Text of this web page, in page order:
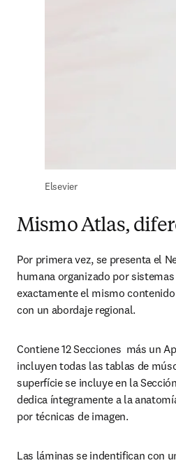
Elsevier
Mismo Atlas,
Por primera vez, se presenta el
humana organizado por
exactamente el mismo
con un abordaje regional.
Contiene 12 Secciones  más un
incluyen todas las tablas de
superfície se incluye en la
dedica íntegramente a la
por técnicas de imagen.
Las láminas se indentifican con